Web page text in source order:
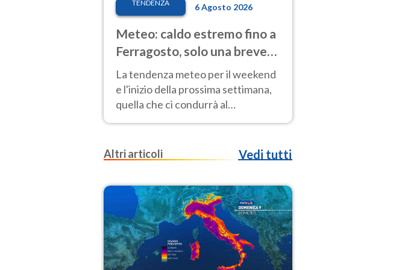
TENDENZA 6 Agosto 2026
Meteo: caldo estremo fino a
Ferragosto, solo una breve
pausa. Ecco dove
La tendenza meteo per il weekend
e l'inizio della prossima settimana,
quella che ci condurrà al
Ferragosto, vede ancora
Altri articoli
Vedi tutti